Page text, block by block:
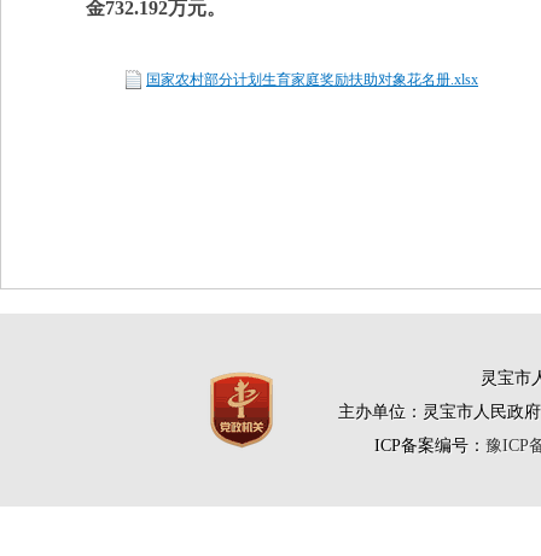
金732.192万元。
国家农村部分计划生育家庭奖励扶助对象花名册.xlsx
灵宝市
主办单位：灵宝市人民政
ICP备案编号： 豫ICP